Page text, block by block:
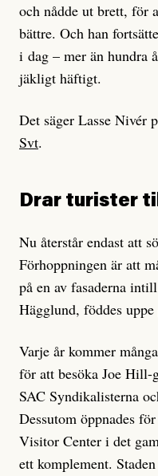
och nådde ut brett, för
bättre. Och han
i dag – mer än hundra
jäkligt häftigt.
Det säger Lasse
Svt.
Drar turister
Nu återstår endast att
Förhoppningen är att
på en av fasaderna
Hägglund, föddes
Varje år kommer
för att besöka Joe Hill-
SAC Syndikalisterna
Dessutom öppnades
Visitor Center i det
ett komplement.